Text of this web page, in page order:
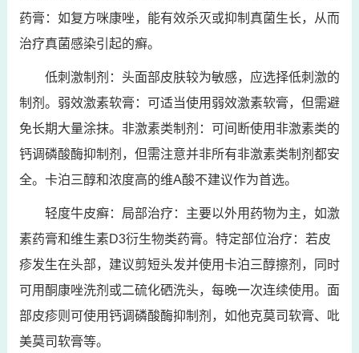
药膏：如复方咪康唑，能有效杀灭或抑制真菌生长，从而
治疗真菌感染引起的癣。
低刺激制剂：头面部皮肤较为敏感，应选择低刺激的
制剂。弱效激素软膏：可适当使用弱效激素软膏，但需避
免长期大量涂抹。非激素类制剂：可间断使用非激素类的
钙调磷酸酶抑制剂，但需注意并非所有非激素类制剂都安
全。卡泊三醇和浓度高的维A酸不建议作为首选。
轻度牛皮癣：局部治疗：主要以外用药物为主，如激
素药膏和维生素D3衍生物类药膏。特定部位治疗：若皮
疹发生在头部，建议剪短头发并使用卡泊三醇擦剂，同时
可用酮康唑洗剂或二硫化硒洗头，每晚一次连续使用。面
部皮疹则可使用钙调磷酸酶抑制剂，如他克莫司软膏、吡
美莫司软膏等。